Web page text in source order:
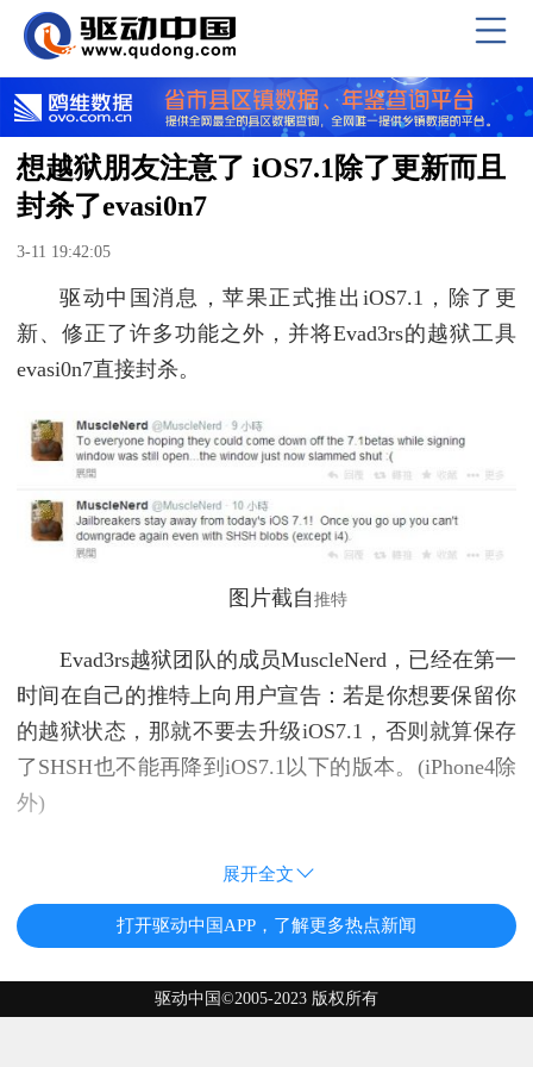
想越狱朋友注意了 iOS7.1除了更新而且
封杀了evasi0n7
3-11 19:42:05
驱动中国消息，苹果正式推出iOS7.1，除了更
新、修正了许多功能之外，并将Evad3rs的越狱工具
evasi0n7直接封杀。
图片截自 推特
Evad3rs越狱团队的成员MuscleNerd，已经在第一
时间在自己的推特上向用户宣告：若是你想要保留你
的越狱状态，那就不要去升级iOS7.1，否则就算保存
了SHSH也不能再降到iOS7.1以下的版本。(iPhone4除
外)
展开全文
打开驱动中国APP，了解更多热点新闻
驱动中国©2005-2023 版权所有